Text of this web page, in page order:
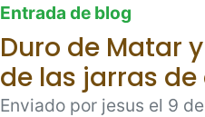
Entrada de blog
Duro de Matar
de las jarras de
Enviado por jesus el 9